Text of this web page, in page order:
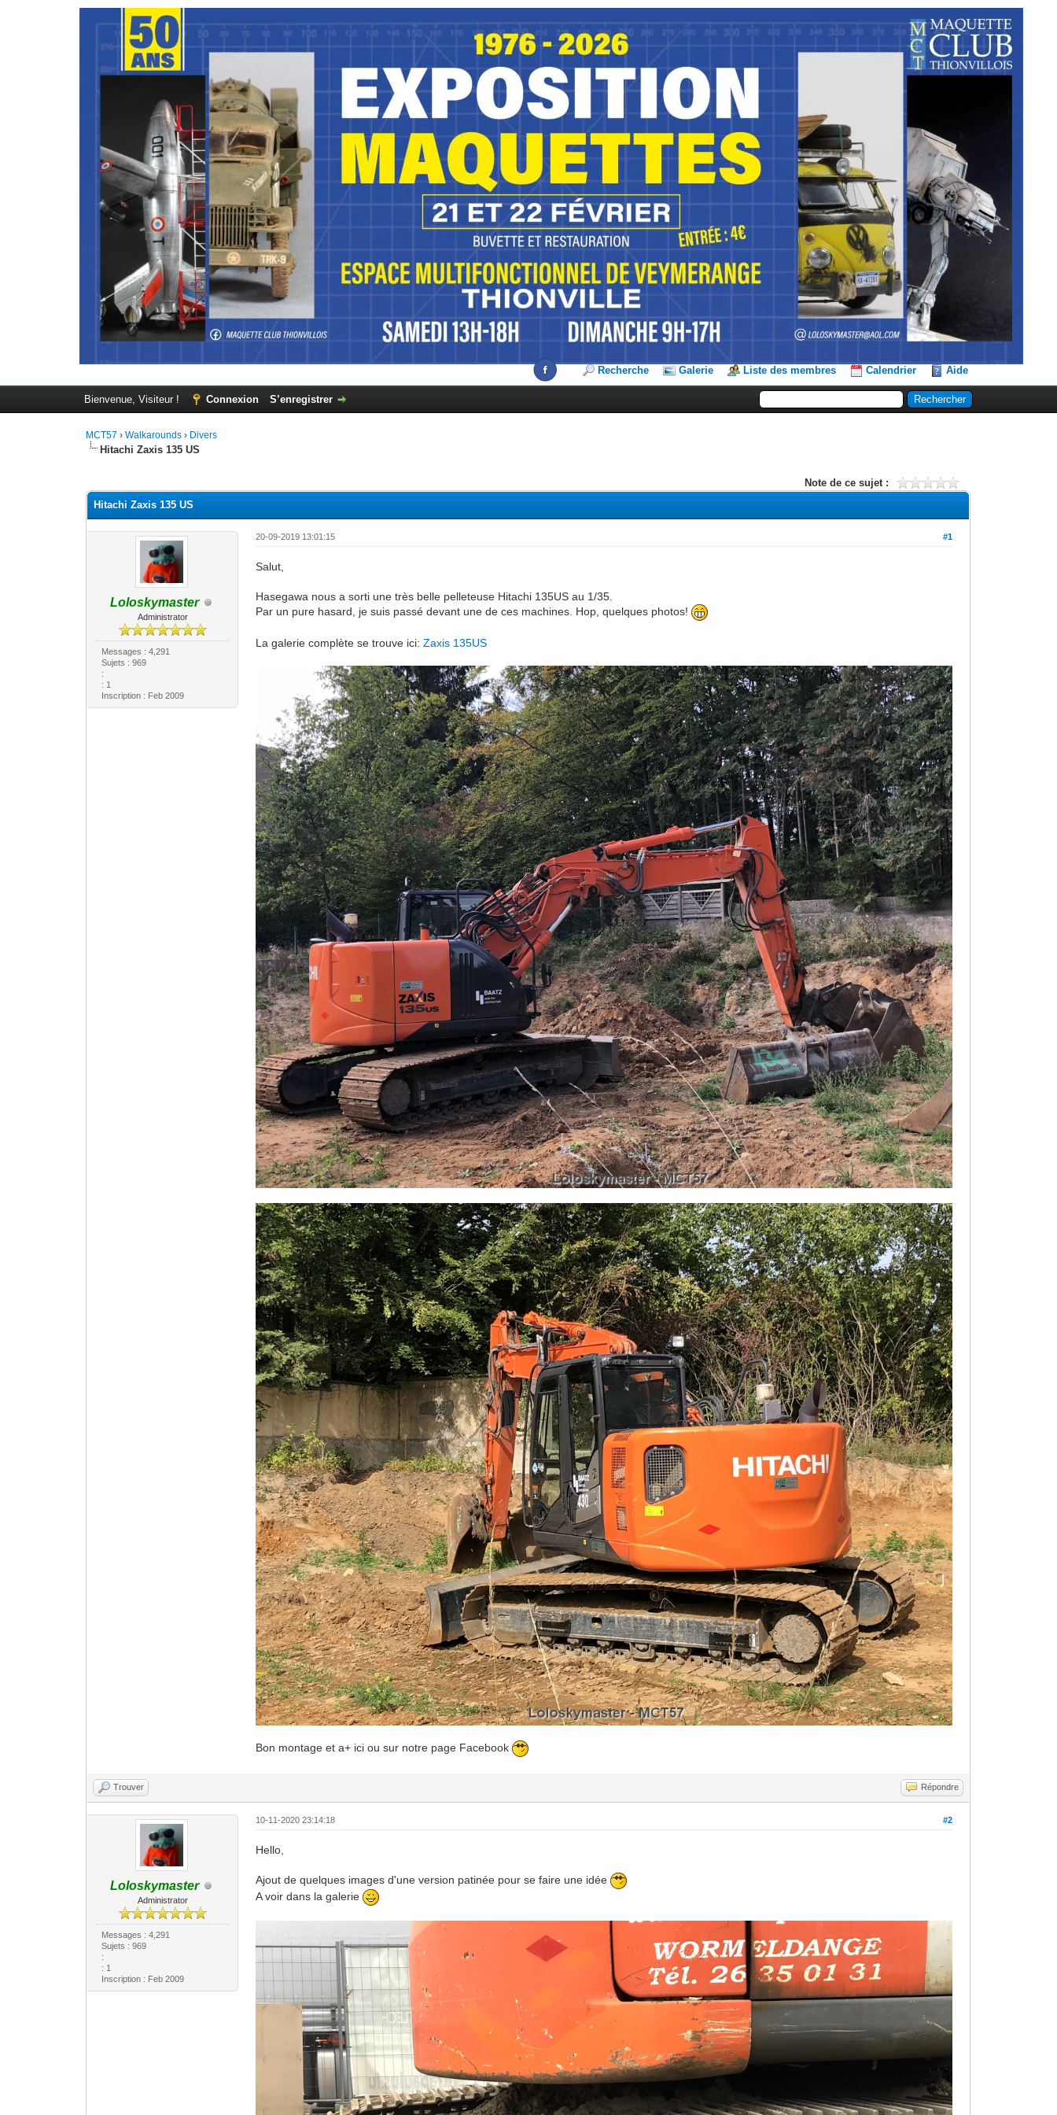
Recherche Galerie Liste des membres Calendrier Aide
Bienvenue, Visiteur ! Connexion S’enregistrer
MCT57 ›Walkarounds › Divers
Hitachi Zaxis 135 US
Note de ce sujet :
Hitachi Zaxis 135 US
Loloskymaster
Administrator
Messages : 4,291
Sujets : 969
:
: 1
Inscription : Feb 2009
#1
20-09-2019 13:01:15
Salut,
Hasegawa nous a sorti une très belle pelleteuse Hitachi 135US au 1/35.
Par un pure hasard, je suis passé devant une de ces machines. Hop, quelques photos!
La galerie complète se trouve ici:Zaxis 135US
Bon montage et a+ ici ou sur notre page Facebook
Trouver Répondre
Loloskymaster
Administrator
Messages : 4,291
Sujets : 969
:
: 1
Inscription : Feb 2009
#2
10-11-2020 23:14:18
Hello,
Ajout de quelques images d'une version patinée pour se faire une idée
A voir dans la galerie